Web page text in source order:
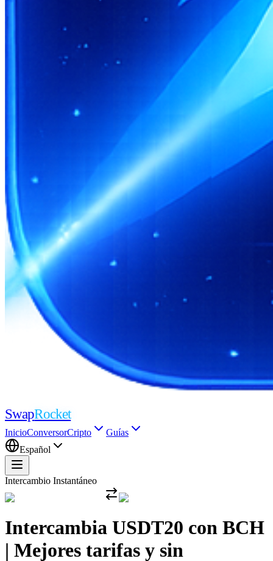
SwapRocket
InicioConversorCripto
Guías
Español
Intercambio Instantáneo
Intercambia USDT20 con BCH
| Mejores tarifas y sin